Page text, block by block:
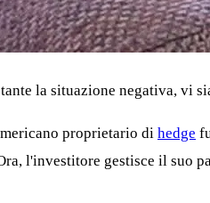
la situazione negativa, vi
proprietario di hedge
l'investitore gestisce il